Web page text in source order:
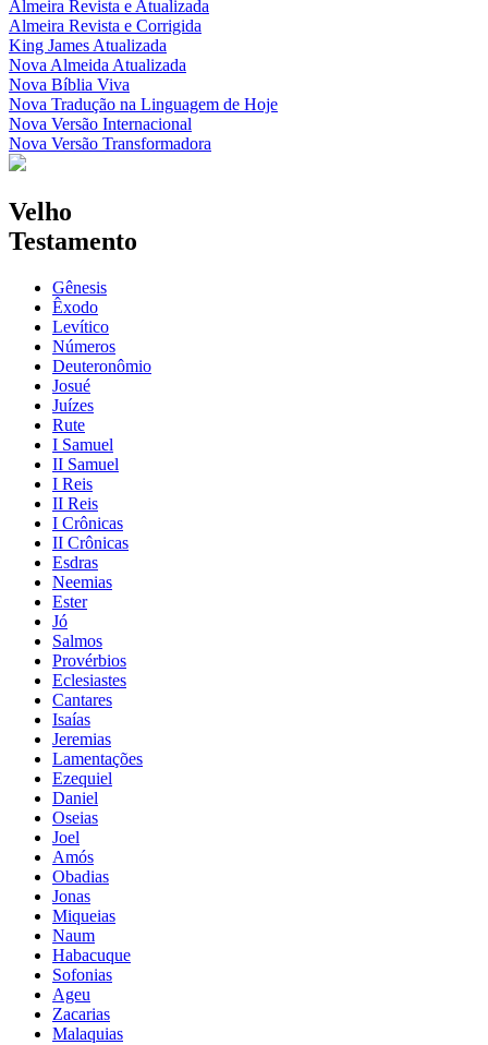
Almeira Revista e Atualizada
Almeira Revista e Corrigida
King James Atualizada
Nova Almeida Atualizada
Nova Bíblia Viva
Nova Tradução na Linguagem de Hoje
Nova Versão Internacional
Nova Versão Transformadora
Velho
Testamento
Gênesis
Êxodo
Levítico
Números
Deuteronômio
Josué
Juízes
Rute
I Samuel
II Samuel
I Reis
II Reis
I Crônicas
II Crônicas
Esdras
Neemias
Ester
Jó
Salmos
Provérbios
Eclesiastes
Cantares
Isaías
Jeremias
Lamentações
Ezequiel
Daniel
Oseias
Joel
Amós
Obadias
Jonas
Miqueias
Naum
Habacuque
Sofonias
Ageu
Zacarias
Malaquias